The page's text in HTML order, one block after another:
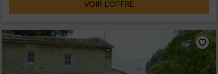
VOIR L’OFFRE